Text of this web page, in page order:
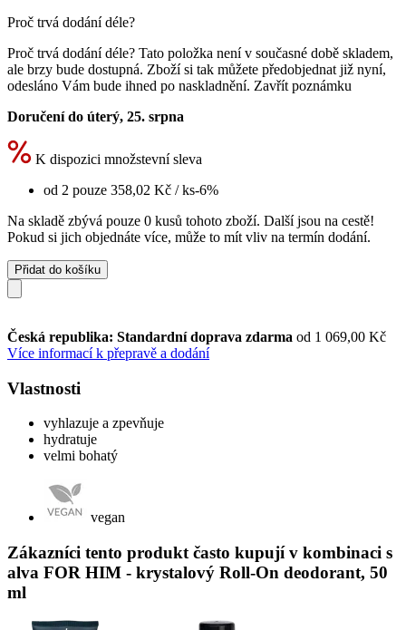
Proč trvá dodání déle?
Proč trvá dodání déle? Tato položka není v současné době skladem,
ale brzy bude dostupná. Zboží si tak můžete předobjednat již nyní,
odesláno Vám bude ihned po naskladnění. Zavřít poznámku
Doručení do úterý, 25. srpna
K dispozici množstevní sleva
od 2 pouze 358,02 Kč / ks-6%
Na skladě zbývá pouze 0 kusů tohoto zboží. Další jsou na cestě!
Pokud si jich objednáte více, může to mít vliv na termín dodání.
Přidat do košíku
Česká republika: Standardní doprava zdarma od 1 069,00 Kč
Více informací k přepravě a dodání
Vlastnosti
vyhlazuje a zpevňuje
hydratuje
velmi bohatý
vegan
Zákazníci tento produkt často kupují v kombinaci s
alva FOR HIM - krystalový Roll-On deodorant, 50
ml